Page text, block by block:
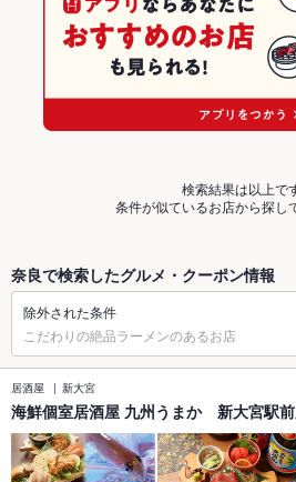
検索結果は以上で
条件が似ているお店から探し
奈良で検索したグルメ・クーポン情報
除外された条件
こだわりの絶品ラーメンのあるお店
居酒屋 新大宮
海鮮個室居酒屋 九州うまか 新大宮駅